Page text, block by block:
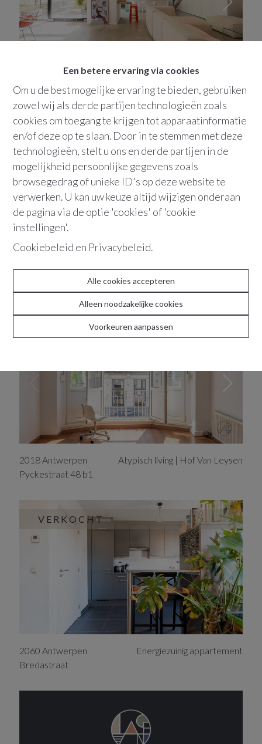
Een betere ervaring via cookies
Om u de best mogelijke ervaring te bieden, gebruiken
zowel wij als derde partijen technologieën zoals
cookies om toegang te krijgen tot apparaatinformatie
en/of deze op te slaan. Door in te stemmen met deze
technologieën, stelt u ons en derde partijen in de
mogelijkheid persoonlijke gegevens zoals
browsegedrag of unieke ID's op deze website te
verwerken. U kan uw keuze altijd wijzigen onderaan
de pagina via de optie 'cookies' of 'cookie
instellingen'.
Cookiebeleid en Privacybeleid.
Alle cookies accepteren
Alleen noodzakelijke cookies
Voorkeuren aanpassen
Paleisstraat 120
Loft living | Antwerpen 't Zuid
VERKOCHT
2018Antwerpen
Karaktervol appartement | Markgravewijk
VERKOCHT
2018 Antwerpen
Pyckestraat 48 b1
Atypisch living | Hof Van Leysen
VERKOCHT
2060 Antwerpen
Bredastraat
Energiezuinig appartement